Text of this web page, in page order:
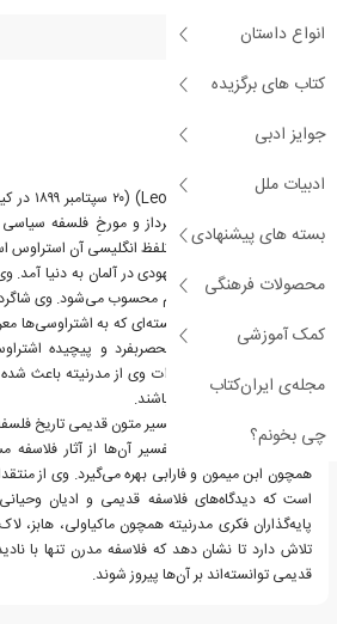
انواع داستان
کتاب های برگزیده
جوایز ادبی
ادبیات ملل
بسته های پیشنهادی
محصولات فرهنگی
کمک آموزشی
مجله‌ی ایران‌کتاب
چی بخونم؟
درباره لئو اشتراوس
آناپولیس آمریکا) نظریه‌پرداز و مورخِ فلسفه
آلمانی نام او اشتراوس و تلفظ انگلیسی آن استراوس
اشتراوس در خانواده‌ای یهودی در آلمان به دنیا آمد. وی
فلسفه سیاسی قرن بیستم محسوب می‌شود. وی
تربیت کرد و محققان برجسته‌ای که به اشتراوسی‌ها
پیروی می‌کنند. روش منحصربفرد و پیچیده
نویسندگان بزرگ و انتقادات وی از مدرنیته باعث
مخالفان زیادی نیز داشته باشند.
بیشتر آثار اشتراوس به تفسیر متون قدیمی تاریخ
اختصاص دارد که برای تفسیر آن‌ها از آثار
همچون ابن میمون و فارابی بهره می‌گیرد. وی از
است که دیدگاه‌های فلاسفه قدیمی و ادیان
پایه‌گذاران فکری مدرنیته همچون ماکیاولی، هابز،
تلاش دارد تا نشان دهد که فلاسفه مدرن تنها با
قدیمی توانسته‌اند بر آن‌ها پیروز شوند.